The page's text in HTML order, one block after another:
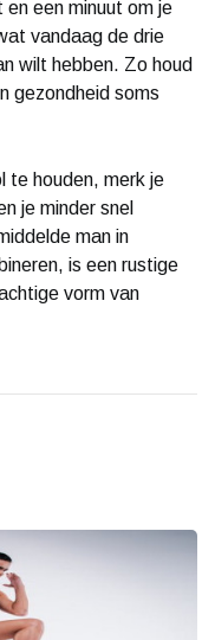
een minuut om je
vandaag de drie
wilt hebben. Zo houd
gezondheid soms
te houden, merk je
je minder snel
man in
is een rustige
vorm van